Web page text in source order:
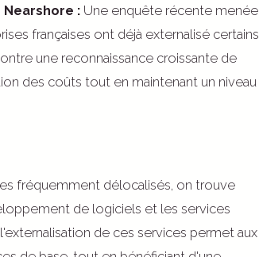
: Une enquête récente menée
françaises ont déjà externalisé certains
une reconnaissance croissante de
des coûts tout en maintenant un niveau
fréquemment délocalisés, on trouve
de logiciels et les services
de ces services permet aux